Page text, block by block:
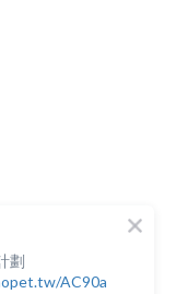
劃
AC90a